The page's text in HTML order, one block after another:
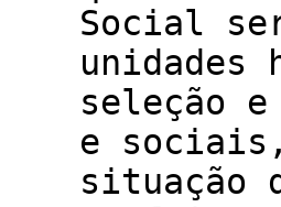
Social
unidades
seleção
e
situação